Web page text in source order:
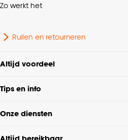
Zo werkt het
Ruilen en retourneren
Altijd voordeel
Tips en info
Onze diensten
Altijd bereikbaar